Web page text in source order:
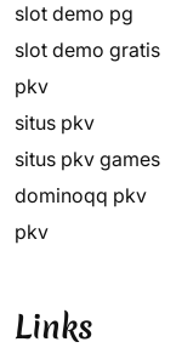
slot demo pg
slot demo gratis
pkv
situs pkv
situs pkv games
dominoqq pkv
pkv
Links